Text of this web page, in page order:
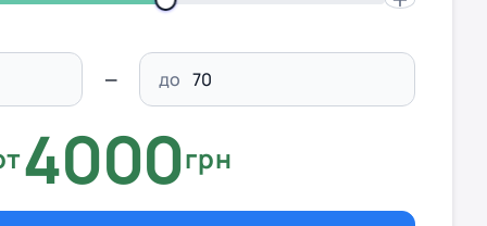
до
4000грн